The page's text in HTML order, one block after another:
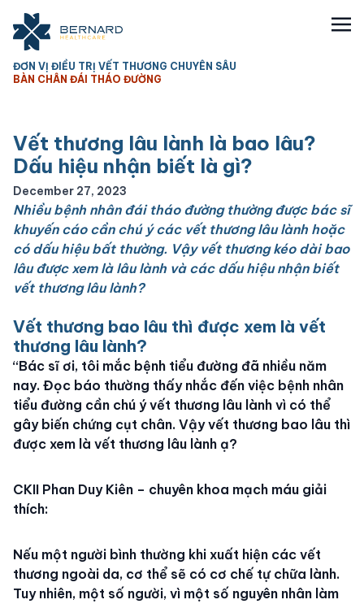
ĐƠN VỊ ĐIỀU TRỊ VẾT THƯƠNG CHUYÊN SÂU
BÀN CHÂN ĐÁI THÁO ĐƯỜNG
Vết thương lâu lành là bao lâu?
Dấu hiệu nhận biết là gì?
December 27, 2023
Nhiều bệnh nhân đái tháo đường thường được bác sĩ
khuyến cáo cần chú ý các vết thương lâu lành hoặc
có dấu hiệu bất thường. Vậy vết thương kéo dài bao
lâu được xem là lâu lành và các dấu hiệu nhận biết
vết thương lâu lành?
Vết thương bao lâu thì được xem là vết
thương lâu lành?
“Bác sĩ ơi, tôi mắc bệnh tiểu đường đã nhiều năm
nay. Đọc báo thường thấy nhắc đến việc bệnh nhân
tiểu đường cần chú ý vết thương lâu lành vì có thể
gây biến chứng cụt chân. Vậy vết thương bao lâu thì
được xem là vết thương lâu lành ạ?
CKII Phan Duy Kiên – chuyên khoa mạch máu giải
thích:
Nếu một người bình thường khi xuất hiện các vết
thương ngoài da, cơ thể sẽ có cơ chế tự chữa lành.
Tuy nhiên, một số người, vì một số nguyên nhân làm